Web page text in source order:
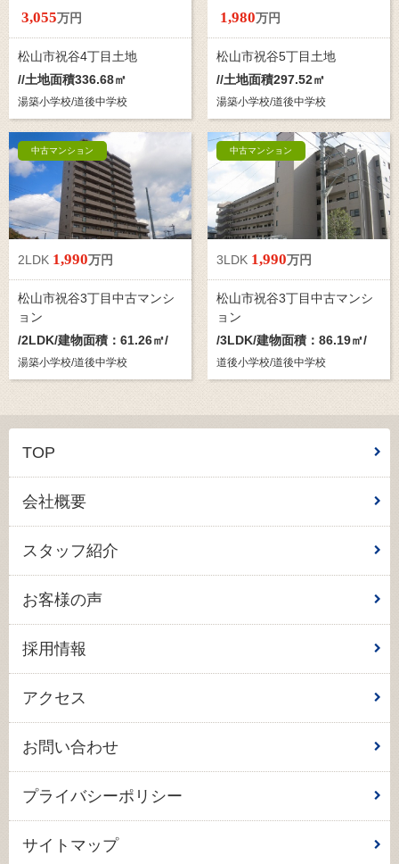
3,055万円
松山市祝谷4丁目土地
//土地面積336.68㎡
湯築小学校/道後中学校
1,980万円
松山市祝谷5丁目土地
//土地面積297.52㎡
湯築小学校/道後中学校
中古マンション
2LDK 1,990万円
松山市祝谷3丁目中古マンシ
ョン
/2LDK/建物面積：61.26㎡/
湯築小学校/道後中学校
中古マンション
3LDK 1,990万円
松山市祝谷3丁目中古マンシ
ョン
/3LDK/建物面積：86.19㎡/
道後小学校/道後中学校
TOP
会社概要
スタッフ紹介
お客様の声
採用情報
アクセス
お問い合わせ
プライバシーポリシー
サイトマップ